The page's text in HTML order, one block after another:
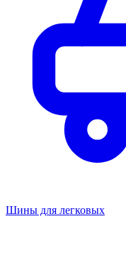
Шины для легковых